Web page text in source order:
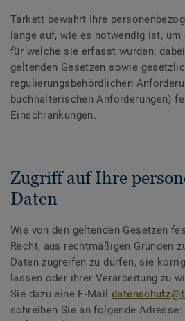
Tarkett bewahrt Ihre
lange auf, wie es notwendig ist,
für welche sie erfasst wurden;
geltenden Gesetzen sowie
regulierungsbehördlichen
buchhalterischen Anforderungen)
Einschränkungen.
Zugriff auf Ihre
Daten
Wie von den geltenden Gesetzen
Recht, aus rechtmäßigen Gründen
Daten zugreifen zu dürfen, sie
lassen oder ihrer Verarbeitung zu
Sie dazu eine E-Mail
schreiben Sie an folgende Adresse: